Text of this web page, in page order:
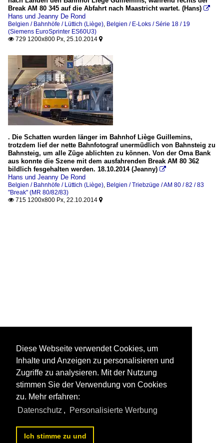
Break AM 80 345 auf die Abfahrt nach Maastricht wartet. (Hans) 
Hans und Jeanny De Rond
Belgien / Bahnhöfe / Lüttich (Liège), Belgien / E-Loks / Série 18 / 19
(Siemens EuroSprinter ES60U3)
 729 1200x800 Px, 25.10.2014 
. Die Schatten wurden länger im Bahnhof Liège Guillemins,
trotzdem lief der nette Bahnfotograf unermüdlich von Bahnsteig zu
Bahnsteig, um alle Züge ablichten zu können. Von der Oma Bank
aus konnte die Szene mit dem ausfahrenden Break AM 80 362
bildlich fesgehalten werden. 18.10.2014 (Jeanny) 
Hans und Jeanny De Rond
Belgien / Bahnhöfe / Lüttich (Liège), Belgien / Triebzüge / AM 80 / 82 / 83
"Break" (MR 80/82/83)
 715 1200x800 Px, 22.10.2014 
Diese Webseite verwendet Cookies, um
Inhalte und Anzeigen zu personalisieren und
Zugriffe zu analysieren. Mit der Nutzung
stimmen Sie der Verwendung von Cookies
zu. Mehr erfahren:
Datenschutz , Personalisierte Werbung
Ich stimme zu und